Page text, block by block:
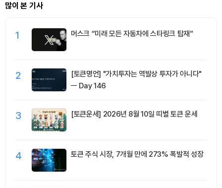
많이 본 기사
1 머스크 “미래 모든 자동차에 스타링크 탑재”
2
[토큰명언] "가치투자는 역발상 투자가 아니다"
ㅡ Day 146
3 [토큰운세] 2026년 8월 10일 띠별 토큰 운세
4 토큰 주식 시장, 7개월 만에 273% 폭발적 성장